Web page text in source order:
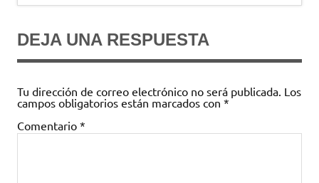
DEJA UNA RESPUESTA
Tu dirección de correo electrónico no será publicada. Los
campos obligatorios están marcados con *
Comentario *